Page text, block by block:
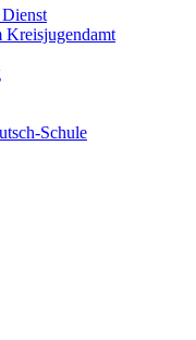
Kreisjugendamt
Schule